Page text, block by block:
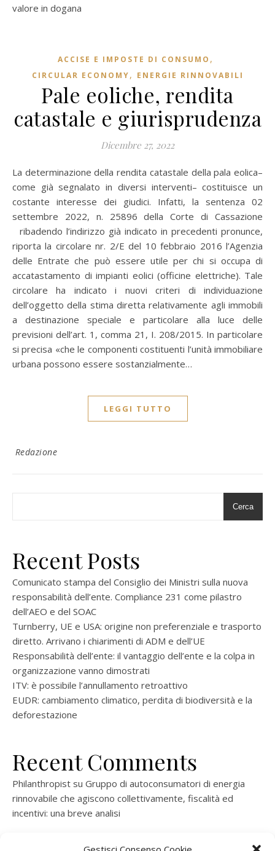
valore in dogana
ACCISE E IMPOSTE DI CONSUMO ,
CIRCULAR ECONOMY, ENERGIE RINNOVABILI
Pale eoliche, rendita
catastale e giurisprudenza
Dicembre 27, 2022
La determinazione della rendita catastale della pala eolica–
come già segnalato in diversi interventi– costituisce un
costante interesse dei giudici. Infatti, la sentenza 02
settembre 2022, n. 25896 della Corte di Cassazione
ribadendo l’indirizzo già indicato in precedenti pronunce,
riporta la circolare nr. 2/E del 10 febbraio 2016 l’Agenzia
delle Entrate che può essere utile per chi si occupa di
accatastamento di impianti eolici (officine elettriche). Tale
circolare ha indicato i nuovi criteri di individuazione
dell’oggetto della stima diretta relativamente agli immobili
a destinazione speciale e particolare alla luce delle
previsioni dell’art. 1, comma 21, I. 208/2015. In particolare
si precisa «che le componenti costituenti l’unità immobiliare
urbana possono essere sostanzialmente…
LEGGI TUTTO
Redazione
Cerca
Recent Posts
Comunicato stampa del Consiglio dei Ministri sulla nuova
responsabilità dell’ente. Compliance 231 come pilastro
dell’AEO e del SOAC
Turnberry, UE e USA: origine non preferenziale e trasporto
diretto. Arrivano i chiarimenti di ADM e dell’UE
Responsabilità dell’ente: il vantaggio dell’ente e la colpa in
organizzazione vanno dimostrati
ITV: è possibile l’annullamento retroattivo
EUDR: cambiamento climatico, perdita di biodiversità e la
deforestazione
Recent Comments
Philanthropist su Gruppo di autoconsumatori di energia
rinnovabile che agiscono collettivamente, fiscalità ed
incentivi: una breve analisi